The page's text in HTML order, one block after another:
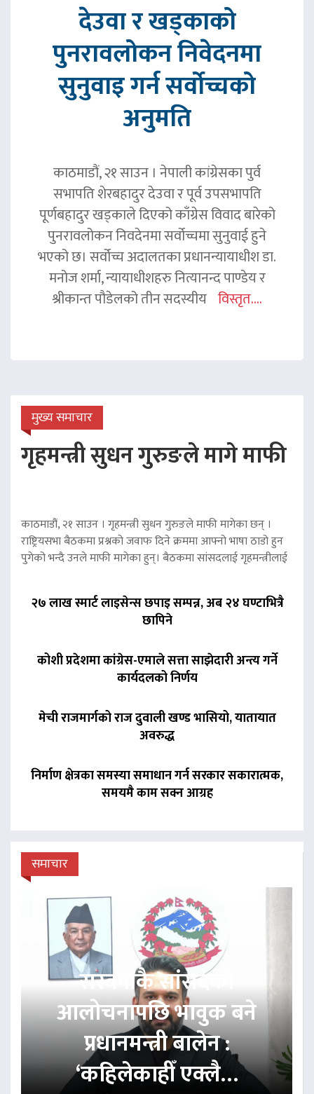
देउवा र खड्काको
पुनरावलोकन निवेदनमा
सुनुवाइ गर्न सर्वोच्चको
अनुमति
काठमाडौं, २१ साउन । नेपाली कांग्रेसका पुर्व
सभापति शेरबहादुर देउवा र पूर्व उपसभापति
पूर्णबहादुर खड्काले दिएको काँग्रेस विवाद बारेको
पुनरावलोकन निवदेनमा सर्वोच्चमा सुनुवाई हुने
भएको छ। सर्वोच्च अदालतका प्रधानन्यायाधीश डा.
मनोज शर्मा, न्यायाधीशहरु नित्यानन्द पाण्डेय र
श्रीकान्त पौडेलको तीन सदस्यीय विस्तृत....
मुख्य समाचार
गृहमन्त्री सुधन गुरुङले मागे माफी
काठमाडौं, २१ साउन । गृहमन्त्री सुधन गुरुङले माफी मागेका छन् ।
राष्ट्रियसभा बैठकमा प्रश्नको जवाफ दिने क्रममा आफ्नो भाषा ठाडो हुन
पुगेको भन्दै उनले माफी मागेका हुन्। बैठकमा सांसदलाई गृहमन्त्रीलाई
२७ लाख स्मार्ट लाइसेन्स छपाइ सम्पन्न, अब २४ घण्टाभित्रै
छापिने
कोशी प्रदेशमा कांग्रेस-एमाले सत्ता साझेदारी अन्त्य गर्ने
कार्यदलको निर्णय
मेची राजमार्गको राज दुवाली खण्ड भासियो, यातायात
अवरुद्ध
निर्माण क्षेत्रका समस्या समाधान गर्न सरकार सकारात्मक,
समयमै काम सक्न आग्रह
समाचार
रास्वपाकै सांसदको
आलोचनापछि भावुक बने
प्रधानमन्त्री बालेन :
‘कहिलेकाहीँ एक्लै…